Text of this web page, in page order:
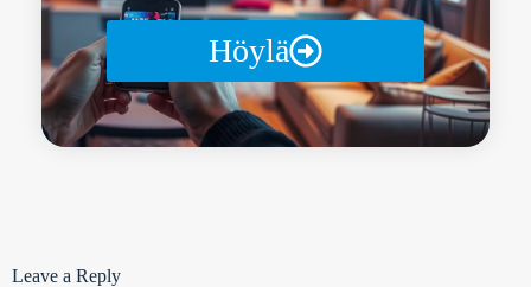
Höylä
Leave a Reply